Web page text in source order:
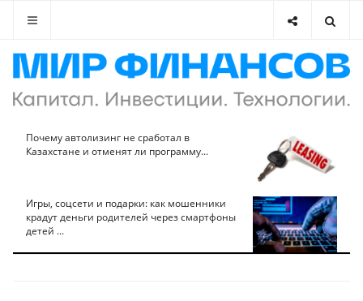
Почему автолизинг не сработал в
Казахстане и отменят ли программу...
Игры, соцсети и подарки: как мошенники
крадут деньги родителей через смартфоны
детей ...